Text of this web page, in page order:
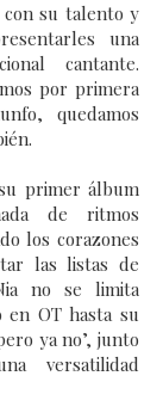
con su talento y
una
cantante.
por primera
quedamos
primer álbum
de ritmos
los corazones
las listas de
no se limita
en OT hasta su
ya no’, junto
versatilidad